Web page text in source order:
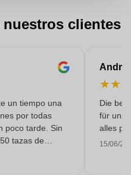
nuestros clientes
un tiempo una
por todas
poco tarde. Sin
tazas de
a tiempo.
★★
Die
für
alles
15/06/